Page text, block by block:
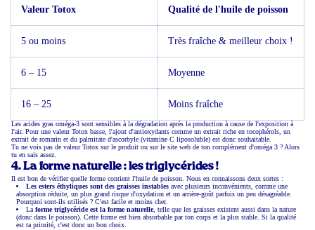
Valeur Totox Qualité de l'huile de poisson
5 ou moins Très fraîche & meilleur choix !
6 – 15 Moyenne
16 – 25 Moins fraîche
Les acides gras oméga-3 sont sensibles à la dégradation après la production à cause de l'exposition à
l'air. Pour une valeur Totox basse, l'ajout d'antioxydants comme un extrait riche en tocophérols, un
extrait de romarin et du palmitate d'ascorbyle (vitamine C liposoluble) est donc souhaitable.
Tu ne vois pas de valeur Totox sur le produit ou sur le site web de ton complément d'oméga 3 ? Alors
tu en sais assez.
4. La forme naturelle : les triglycérides !
Il est bon de vérifier quelle forme contient l'huile de poisson. Nous en connaissons deux sortes :
Les esters éthyliques sont des graisses instables avec plusieurs inconvénients, comme une
absorption réduite, un plus grand risque d'oxydation et un arrière-goût parfois un peu désagréable.
Pourquoi sont-ils utilisés ? C'est facile et moins cher.
Laforme triglycéride est la forme naturelle, telle que les graisses existent aussi dans la nature
(donc dans le poisson). Cette forme est bien absorbable par ton corps et la plus stable. Si la qualité
est ta priorité, c'est donc un bon choix.